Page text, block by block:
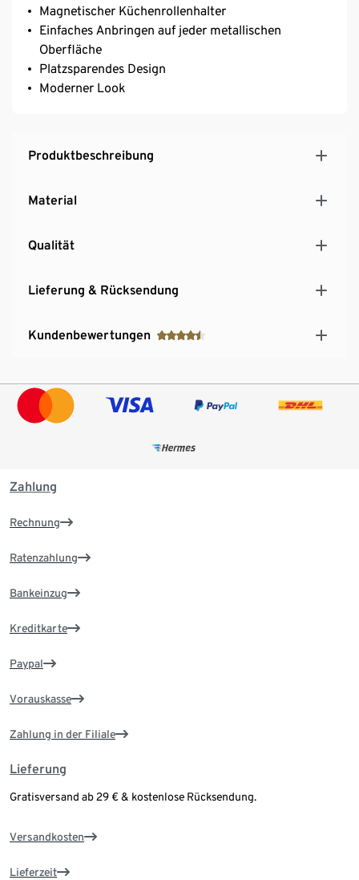
Magnetischer Küchenrollenhalter
Einfaches Anbringen auf jeder metallischen
Oberfläche
Platzsparendes Design
Moderner Look
Produktbeschreibung
Material
Qualität
Lieferung & Rücksendung
Kundenbewertungen
Zahlung
Rechnung
Ratenzahlung
Bankeinzug
Kreditkarte
Paypal
Vorauskasse
Zahlung in der Filiale
Lieferung
Gratisversand ab 29 € & kostenlose Rücksendung.
Versandkosten
Lieferzeit